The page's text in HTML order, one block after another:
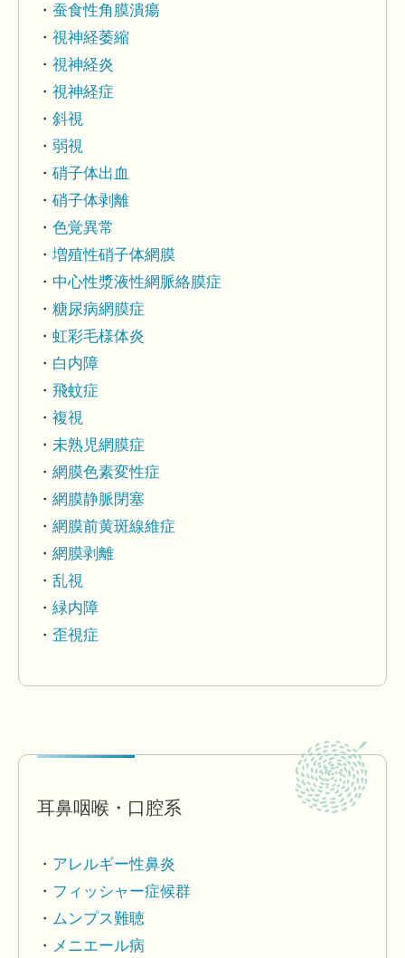
蚕食性角膜潰瘍
視神経萎縮
視神経炎
視神経症
斜視
弱視
硝子体出血
硝子体剥離
色覚異常
増殖性硝子体網膜
中心性漿液性網脈絡膜症
糖尿病網膜症
虹彩毛様体炎
白内障
飛蚊症
複視
未熟児網膜症
網膜色素変性症
網膜静脈閉塞
網膜前黄斑線維症
網膜剥離
乱視
緑内障
歪視症
耳鼻咽喉・口腔系
アレルギー性鼻炎
フィッシャー症候群
ムンプス難聴
メニエール病